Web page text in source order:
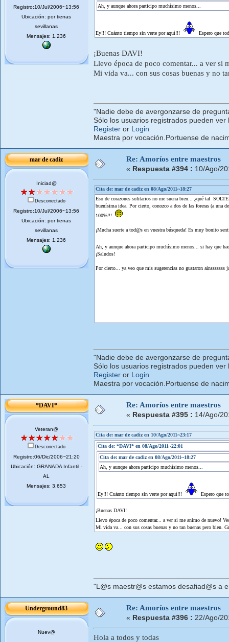
Registro:10/Jul/2006~13:56
Ubicación: por tierras
sevillanas
Mensajes: 1.236
Ah, y aunque ahora participo muchísimo menos...
Ey!!! Cuánto tiempo sin verte por aquí!!! Espero que
¡Buenas DAVI!
Llevo época de poco comentar... a ver si
Mi vida va... con sus cosas buenas y no
"Nadie debe de avergonzarse de
Sólo los usuarios registrados pueden ver
Register or Login
Maestra por vocación.Portuense de
mar de cadiz
Iniciad@
Desconectado
Registro:10/Jul/2006~13:56
Ubicación: por tierras
sevillanas
Mensajes: 1.236
Re: Amoríos entre maestros
« Respuesta #394 : 10/Ago/
Cita de: mar de cadiz en 08/Ago/2011~18:27
Eso de corazones solitarios no me suena bien... ¿qué tal
buenísima idea. Por cierto, conozco a dos de las foreras (a
100%!!!
¡Mucha suerte a tod@s en vuestra búsqueda! Es muy bonito
Ah, y aunque ahora participo muchísimo menos... si hay que
¡Saludos!
Por cierto... ya veo que mis sugerencias no gustaron
"Nadie debe de avergonzarse de
Sólo los usuarios registrados pueden ver
Register or Login
Maestra por vocación.Portuense de
*DAVI*
Veteran@
Desconectado
Registro:06/Dic/2006~21:20
Ubicación: GRANADA Infantil -
AL
Mensajes: 3.653
Re: Amoríos entre maestros
« Respuesta #395 : 14/Ago/
Cita de: mar de cadiz en 10/Ago/2011~23:17
Cita de: *DAVI* en 08/Ago/2011~22:01
Cita de: mar de cadiz en 08/Ago/2011~18:27
Ah, y aunque ahora participo muchísimo menos...
Ey!!! Cuánto tiempo sin verte por aquí!!! Espero que
¡Buenas DAVI!
Llevo época de poco comentar... a ver si me animo de nuevo!
Mi vida va... con sus cosas buenas y no tan buenas pero bien.
"L@s maestr@s estamos desafiad@s a
Underground83
Nuev@
Re: Amoríos entre maestros
« Respuesta #396 : 22/Ago/
Hola a todos y todas